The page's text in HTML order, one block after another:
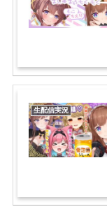
生配信実況